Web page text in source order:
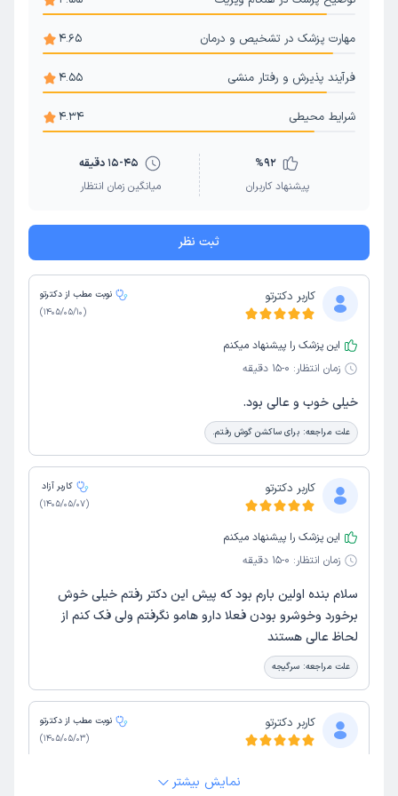
مهارت پزشک در تشخیص و درمان 4.65
فرآیند پذیرش و رفتار منشی 4.55
شرایط محیطی 4.34
%92
پیشنهاد کاربران
15-45 دقیقه
میانگین زمان انتظار
ثبت نظر
کاربر دکترتو
نوبت مطب از دکترتو
(
1405/05/10
)
این پزشک را پیشنهاد میکنم
زمان انتظار: 0-15 دقیقه
خیلی خوب و عالی بود.
علت مراجعه: برای ساکشن گوش رفتم.
کاربر دکترتو
کاربر آزاد
(
1405/05/07
)
این پزشک را پیشنهاد میکنم
زمان انتظار: 0-15 دقیقه
سلام بنده اولین بارم بود که پیش این دکتر رفتم خیلی خوش
برخورد وخوشرو بودن فعلا دارو هامو نگرفتم ولی فک کنم از
لحاظ عالی هستند
علت مراجعه: سرگیجه
کاربر دکترتو
نوبت مطب از دکترتو
(
1405/05/03
)
نمایش بیشتر